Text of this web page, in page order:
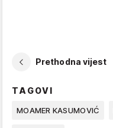
Prethodna vijest
TAGOVI
MOAMER KASUMOVIĆ